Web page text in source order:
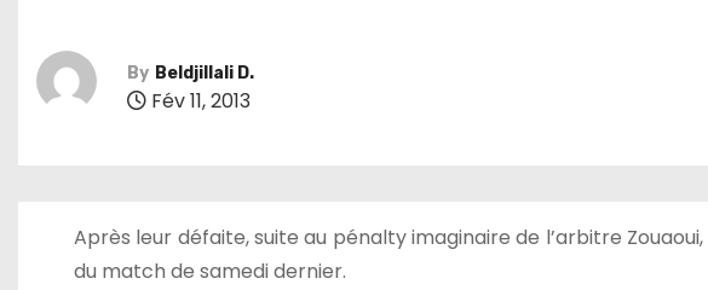
By Beldjillali D.
Fév 11, 2013
Après leur défaite, suite au pénalty imaginaire de l’arbitre
du match de samedi dernier.